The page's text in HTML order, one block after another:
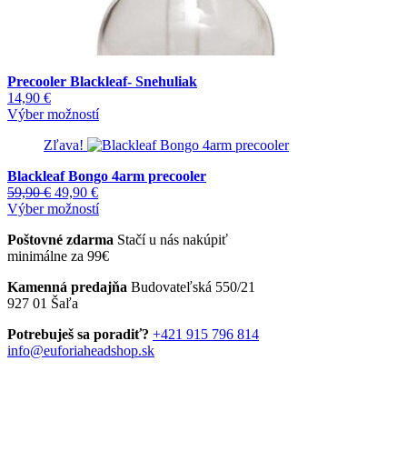
Precooler Blackleaf- Snehuliak
14,90 €
Výber možnostíTento
má
variantov.
si
vybrať
na
produktu.
Zľava!
Blackleaf Bongo 4arm precooler
59,90€ Pôvodná
cena
59,90 €.
49,90 €Aktuálna
cena
49,90 €.
Výber možnostíTento
má
viacero
Možnosti
vybrať
na
Poštovné zdarma Stačí u nás nakúpiť
minimálne za 99€
Kamenná predajňa Budovateľská 550/21
927 01 Šaľa
Potrebuješ sa poradiť? +421 915 796 814
info@euforiaheadshop.sk